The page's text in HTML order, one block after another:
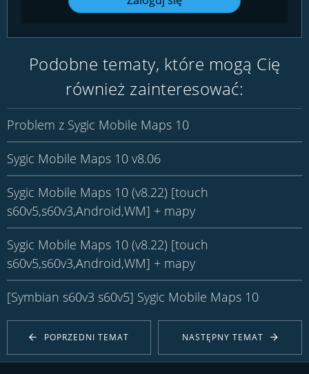
Podobne tematy, które mogą Cię
również zainteresować:
Problem z Sygic Mobile Maps 10
Sygic Mobile Maps 10 v8.06
Sygic Mobile Maps 10 (v8.22) [touch
s60v5,s60v3,Android,WM] + mapy
Sygic Mobile Maps 10 (v8.22) [touch
s60v5,s60v3,Android,WM] + mapy
[Symbian s60v3 s60v5] Sygic Mobile Maps 10
POPRZEDNI TEMAT NASTĘPNY TEMAT